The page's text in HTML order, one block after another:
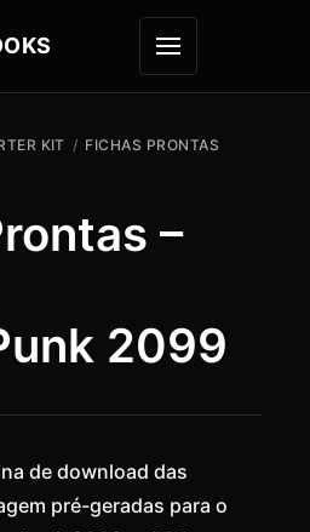
ABRIR
KIT / FICHAS PRONTAS
–
2099
de download das
pré-geradas para o